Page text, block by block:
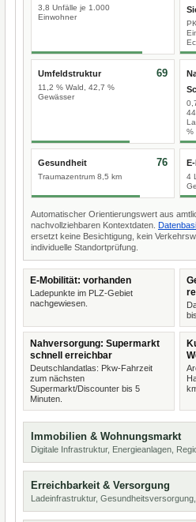
3,8 Unfälle je 1.000
Einwohner
Umfeldstruktur
11,2 % Wald, 42,7 %
Gewässer
69
%
Gesundheit
Traumazentrum 8,5 km
76
4
Automatischer Orientierungswert aus
nachvollziehbaren Kontextdaten.
ersetzt keine Besichtigung, kein
individuelle Standortprüfung.
E-Mobilität: vorhanden
Ladepunkte im PLZ-Gebiet
nachgewiesen.
Nahversorgung: Supermarkt
schnell erreichbar
Deutschlandatlas: Pkw-Fahrzeit
zum nächsten
Supermarkt/Discounter bis 5
Minuten.
Immobilien & Wohnungsmarkt
Digitale Infrastruktur, Energieanlagen,
Erreichbarkeit & Versorgung
Ladeinfrastruktur,